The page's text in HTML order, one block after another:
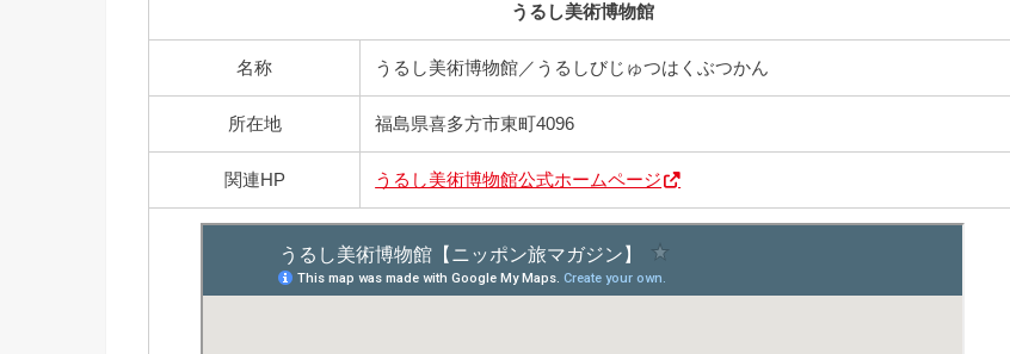
うるし美術博物館
名称 うるし美術博物館／うるしびじゅつはくぶつかん
所在地 福島県喜多方市東町4096
関連HP うるし美術博物館公式ホームページ